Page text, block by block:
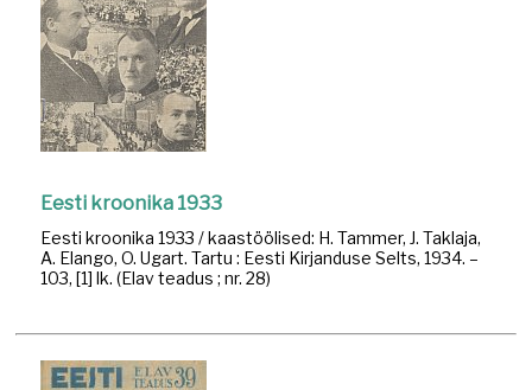
Eesti kroonika 1933
Eesti kroonika 1933 / kaastöölised: H. Tammer, J. Taklaja,
A. Elango, O. Ugart. Tartu : Eesti Kirjanduse Selts, 1934. –
103, [1] lk. (Elav teadus ; nr. 28)